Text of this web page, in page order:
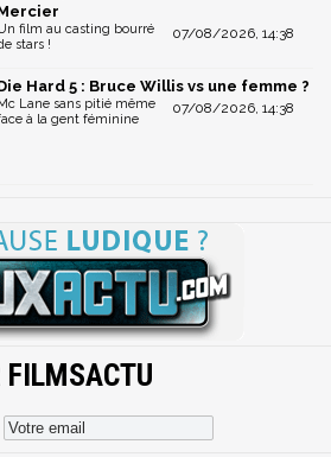
07/08/2026, 14:38
film au casting bourré
stars !
Hard 5 : Bruce Willis vs une femme ?
07/08/2026, 14:38
Lane sans pitié même
à la gent féminine
FILMSACTU